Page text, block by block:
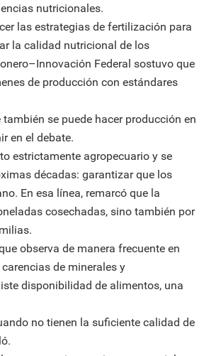
nutricionales.
las estrategias de fertilización para
la calidad nutricional de los
Federal sostuvo que
de producción con estándares
se puede hacer producción en
en el debate.
estrictamente agropecuario y se
décadas: garantizar que los
En esa línea, remarcó que la
cosechadas, sino también por
observa de manera frecuente en
de minerales y
disponibilidad de alimentos, una
no tienen la suficiente calidad de